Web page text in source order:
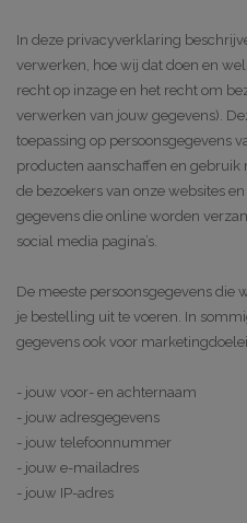
In deze privacyverklaring
verwerken, hoe wij dat doen en
recht op inzage en het recht om
verwerken van jouw gegevens).
toepassing op persoonsgegevens
producten aanschaffen en gebruik
de bezoekers van onze websites
gegevens die online worden
social media pagina’s.
De meeste persoonsgegevens die
je bestelling uit te voeren. In
gegevens ook voor
- jouw voor- en achternaam
- jouw adresgegevens
- jouw telefoonnummer
- jouw e-mailadres
- jouw IP-adres